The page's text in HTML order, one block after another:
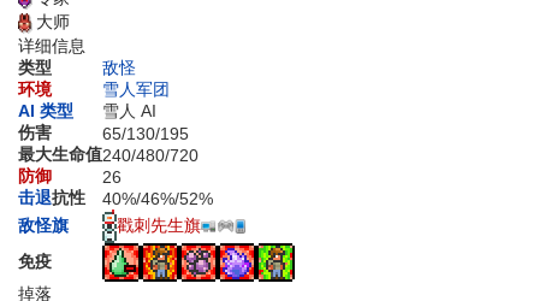
大师
详细信息
类型
敌怪
环境
雪人军团
AI 类型
雪人 AI
伤害
65/130/195
最大生命值240/480/720
防御
26
击退抗性 40%/46%/52%
敌怪旗
戳刺先生旗
免疫
掉落